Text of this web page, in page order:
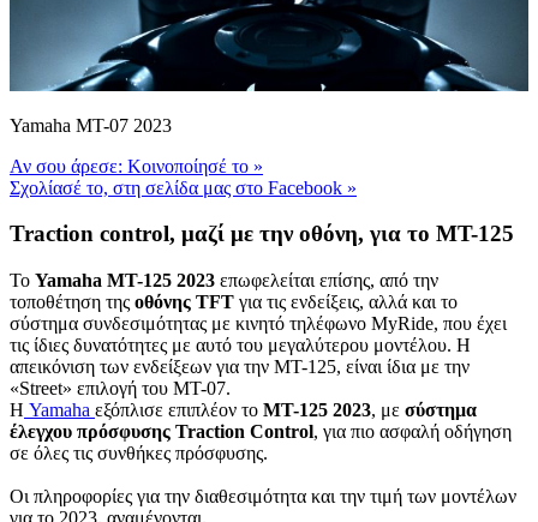
Yamaha MT-07 2023
Αν σου άρεσε: Κοινοποίησέ το »
Σχολίασέ το, στη σελίδα μας στο Facebook »
Traction control, μαζί με την οθόνη, για το MT-125
To Yamaha MT-125 2023 επωφελείται επίσης, από την
τοποθέτηση της οθόνης TFT για τις ενδείξεις, αλλά και το
σύστημα συνδεσιμότητας με κινητό τηλέφωνο MyRide, που έχει
τις ίδιες δυνατότητες με αυτό του μεγαλύτερου μοντέλου. Η
απεικόνιση των ενδείξεων για την MT-125, είναι ίδια με την
«Street» επιλογή του MT-07.
Η Yamaha εξόπλισε επιπλέον το MT-125 2023, με σύστημα
έλεγχου πρόσφυσης Traction Control, για πιο ασφαλή οδήγηση
σε όλες τις συνθήκες πρόσφυσης.
Οι πληροφορίες για την διαθεσιμότητα και την τιμή των μοντέλων
για το 2023, αναμένονται.